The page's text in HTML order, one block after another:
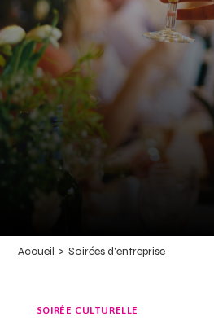
Accueil > Soirées d'entreprise
SOIRÉE CULTURELLE